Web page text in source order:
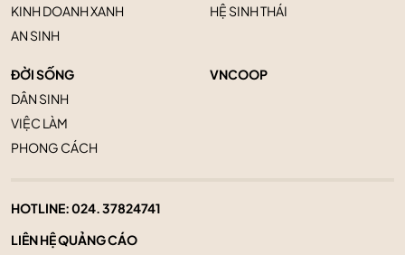
KINH DOANH XANH
AN SINH
HỆ SINH THÁI
ĐỜI SỐNG
DÂN SINH
VIỆC LÀM
PHONG CÁCH
VNCOOP
HOTLINE:024. 37824741
LIÊN HỆ QUẢNG CÁO